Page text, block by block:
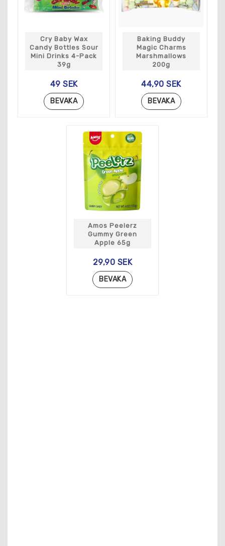
Cry Baby Wax
Candy Bottles Sour
Mini Drinks 4-Pack
39g
49 SEK
BEVAKA
Baking Buddy
Magic Charms
Marshmallows
200g
44,90 SEK
BEVAKA
Amos Peelerz
Gummy Green
Apple 65g
29,90 SEK
BEVAKA